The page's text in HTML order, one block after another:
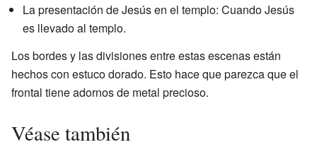
La presentación de Jesús en el templo: Cuando Jesús
es llevado al templo.
Los bordes y las divisiones entre estas escenas están
hechos con estuco dorado. Esto hace que parezca que el
frontal tiene adornos de metal precioso.
Véase también